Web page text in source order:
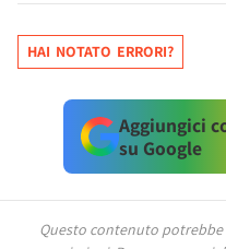
HAI NOTATO ERRORI?
Aggiungici
su Google
Questo contenuto